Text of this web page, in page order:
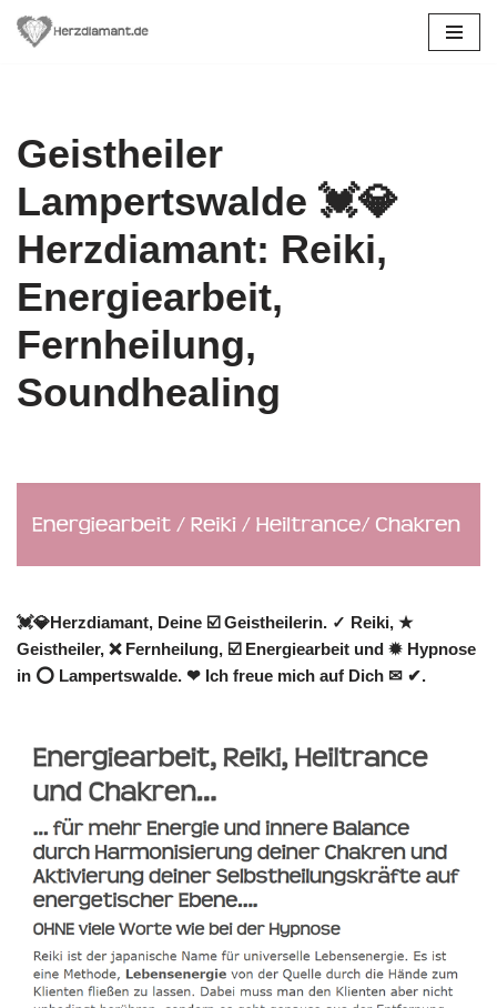
Geistheiler
Lampertswalde 💓️💎
Herzdiamant: Reiki,
Energiearbeit,
Fernheilung,
Soundhealing
💓️💎Herzdiamant, Deine ☑️ Geistheilerin. ✓ Reiki, ★
Geistheiler, ❌ Fernheilung, ☑️ Energiearbeit und ✹ Hypnose
in ⭕ Lampertswalde. ❤ Ich freue mich auf Dich ✉ ✔.